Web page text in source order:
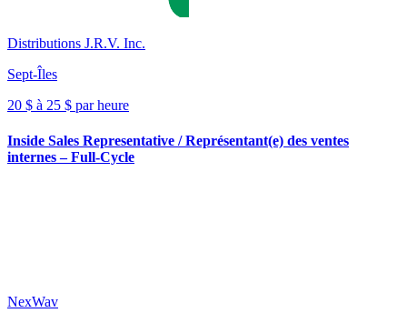
Distributions J.R.V. Inc.
Sept-Îles
20 $ à 25 $ par heure
Inside Sales Representative / Représentant(e) des ventes
internes – Full-Cycle
NexWav